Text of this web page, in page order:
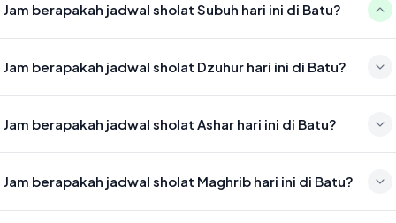
Jam berapakah jadwal sholat Subuh hari ini di Batu?
Jam berapakah jadwal sholat Dzuhur hari ini di Batu?
Jam berapakah jadwal sholat Ashar hari ini di Batu?
Jam berapakah jadwal sholat Maghrib hari ini di Batu?